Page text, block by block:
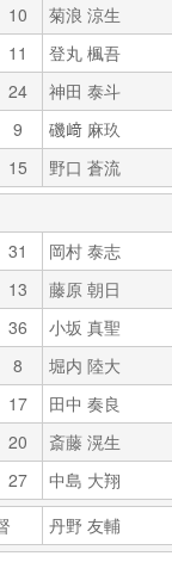
10
菊浪 涼生
11
登丸 楓吾
24
神田 泰斗
9
磯﨑 麻玖
15
野口 蒼流
31
岡村 泰志
13
藤原 朝日
36
小坂 真聖
8
堀内 陸大
17
田中 奏良
20
斎藤 滉生
27
中島 大翔
丹野 友輔